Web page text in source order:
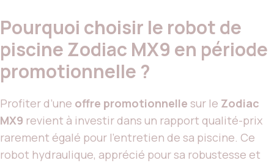
Pourquoi choisir le robot de
piscine Zodiac MX9 en période
promotionnelle ?
Profiter d’une offre promotionnelle sur le Zodiac
MX9 revient à investir dans un rapport qualité-prix
rarement égalé pour l’entretien de sa piscine. Ce
robot hydraulique, apprécié pour sa robustesse et